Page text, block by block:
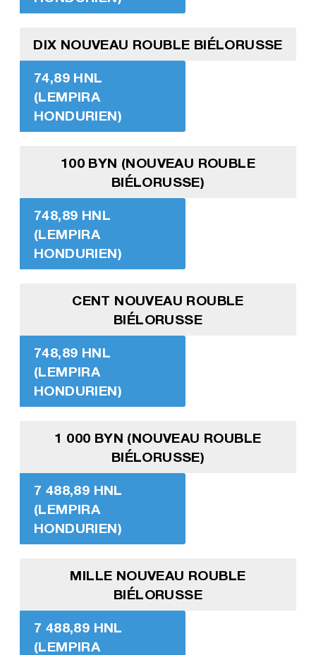
DIX NOUVEAU ROUBLE BIÉLORUSSE
74,89 HNL
(LEMPIRA
HONDURIEN)
100 BYN (NOUVEAU ROUBLE
BIÉLORUSSE)
748,89 HNL
(LEMPIRA
HONDURIEN)
CENT NOUVEAU ROUBLE
BIÉLORUSSE
748,89 HNL
(LEMPIRA
HONDURIEN)
1 000 BYN (NOUVEAU ROUBLE
BIÉLORUSSE)
7 488,89 HNL
(LEMPIRA
HONDURIEN)
MILLE NOUVEAU ROUBLE
BIÉLORUSSE
7 488,89 HNL
(LEMPIRA